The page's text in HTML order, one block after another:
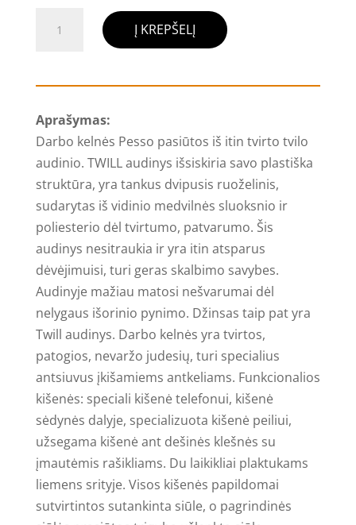
kiekis:
kelnės
iš
itin
tvirto
Twill
audinio,
tamsiai
mėlynos
Į KREPŠELĮ
Aprašymas:
Darbo kelnės Pesso pasiūtos iš itin tvirto tvilo
audinio. TWILL audinys išsiskiria savo plastiška
struktūra, yra tankus dvipusis ruoželinis,
sudarytas iš vidinio medvilnės sluoksnio ir
poliesterio dėl tvirtumo, patvarumo. Šis
audinys nesitraukia ir yra itin atsparus
dėvėjimuisi, turi geras skalbimo savybes.
Audinyje mažiau matosi nešvarumai dėl
nelygaus išorinio pynimo. Džinsas taip pat yra
Twill audinys. Darbo kelnės yra tvirtos,
patogios, nevaržo judesių, turi specialius
antsiuvus įkišamiems antkeliams. Funkcionalios
kišenės: speciali kišenė telefonui, kišenė
sėdynės dalyje, specializuota kišenė peiliui,
užsegama kišenė ant dešinės klešnės su
įmautėmis rašikliams. Du laikikliai plaktukams
liemens srityje. Visos kišenės papildomai
sutvirtintos sutankinta siūle, o pagrindinės